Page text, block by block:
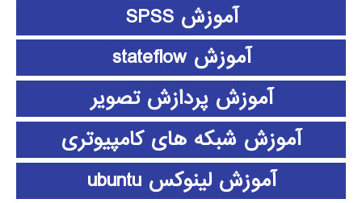
آموزش SPSS
آموزش stateflow
آموزش پردازش تصویر
آموزش شبکه های کامپیوتری
آموزش لینوکس ubuntu